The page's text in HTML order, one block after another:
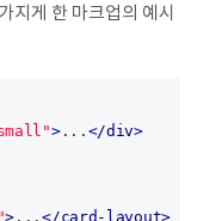
게 한 마크업의 예시
>... </div>
> ...</card-layout>